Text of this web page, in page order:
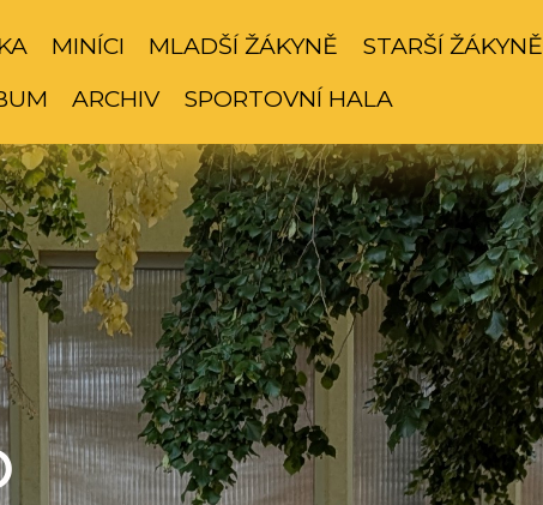
MINÍCI MLADŠÍ ŽÁKYNĚ STARŠÍ ŽÁKYNĚ
ARCHIV SPORTOVNÍ HALA